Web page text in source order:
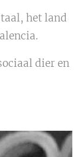
taal, het land
dier en